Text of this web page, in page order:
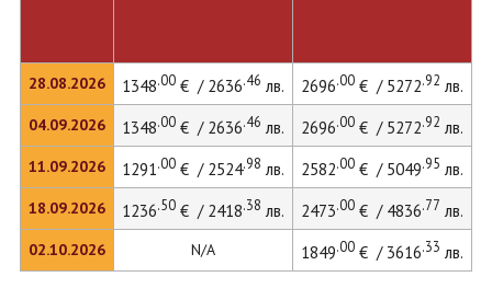
28.08.2026
04.09.2026
11.09.2026
18.09.2026
02.10.2026
1348.00€ / 2636.46 лв. 2696.00€ / 5272.92 лв.
1348.00€ / 2636.46 лв. 2696.00€ / 5272.92 лв.
1291.00€ / 2524.98 лв. 2582.00€ / 5049.95 лв.
1236.50€ / 2418.38 лв. 2473.00€ / 4836.77 лв.
N/A 1849.00€ / 3616.33 лв.